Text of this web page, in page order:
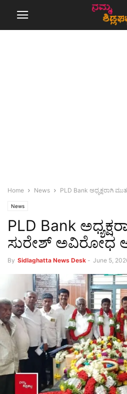
Home News PLD Bank ಅಧ್ಯಕ್ಷರಾಗಿ
News
PLD Bank
ಸುರೇಶ್ ಅವಿರೋಧ
By Sidlaghatta News Desk - June 5,